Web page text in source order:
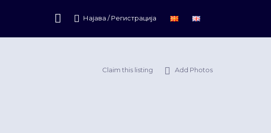
Најава / Регистрација
Claim this listing Add Photos